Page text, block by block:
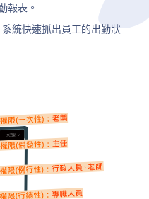
報表。
統快速抓出員工的出勤狀